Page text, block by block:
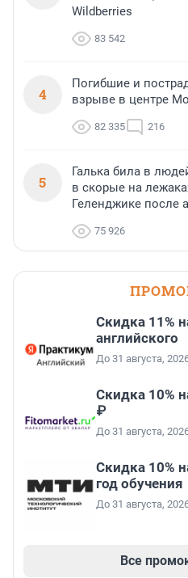
Wildberries
83 542
4
Погибшие и
взрыве в центре
82 335 216
5
Галька била в
в скорые на
Геленджике после
75 926
Скидка 11%
английского
До 31 августа,
Скидка 10%
₽
До 31 августа,
Скидка 10%
год обучения
До 31 августа,
Все